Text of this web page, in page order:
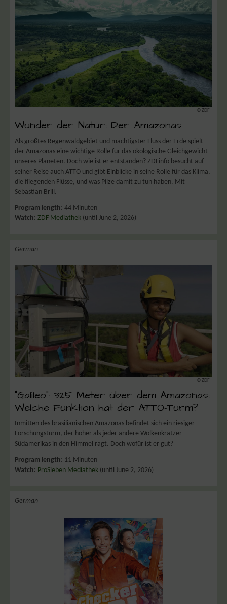
© ZDF
Wunder der Natur: Der Amazonas
Als größtes Regenwaldgebiet und mächtigster Fluss der Erde spielt
der Amazonas eine wichtige Rolle für das ökologische Gleichgewicht
unseres Planeten. Doch wie ist er entstanden? ZDFinfo besucht auf
seiner Reise auch ATTO und gibt Einblicke in seine Rolle für das Klima,
die fliegenden Flüsse, und was Pilze damit zu tun haben. Mit
Sebastian Brill.
Program length: 44 Minuten
Watch:ZDF Mediathek (until June 2, 2026)
German
© ZDF
“Galileo”: 325 Meter über dem Amazonas:
Welche Funktion hat der ATTO-Turm?
Inmitten des brasilianischen Amazonas befindet sich ein riesiger
Forschungsturm, der höher als jeder andere Wolkenkratzer
Südamerikas in den Himmel ragt. Doch wofür ist er gut?
Program length: 11 Minuten
Watch: ProSieben Mediathek (until June 2, 2026)
German